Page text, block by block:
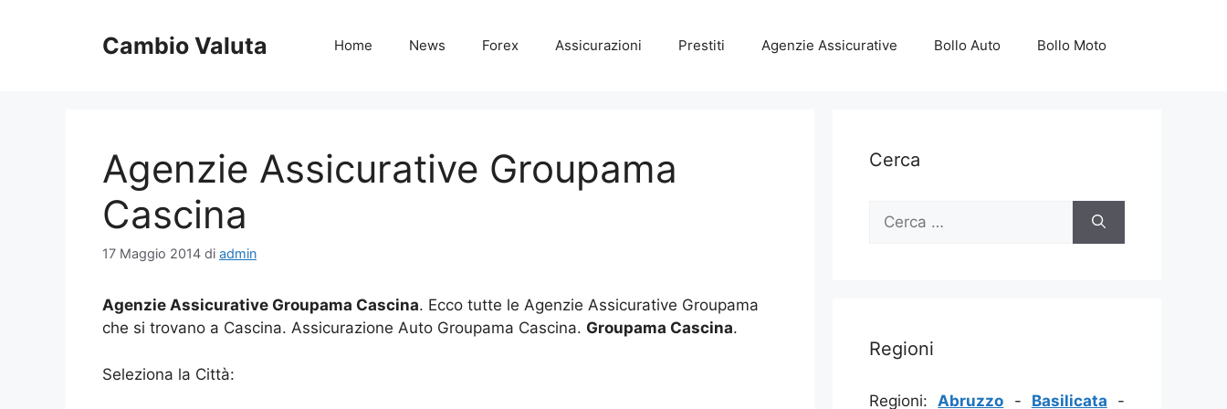
Cambio Valuta Home News Forex Assicurazioni Prestiti Agenzie Assicurative Bollo Auto Bollo Moto
Agenzie Assicurative Groupama
Cascina
17 Maggio 2014 di admin
Agenzie Assicurative Groupama Cascina. Ecco tutte le Agenzie Assicurative Groupama
che si trovano a Cascina. Assicurazione Auto Groupama Cascina. Groupama Cascina.
Seleziona la Città:
Cerca
Ricerca
Regioni
Regioni:Abruzzo - Basilicata -